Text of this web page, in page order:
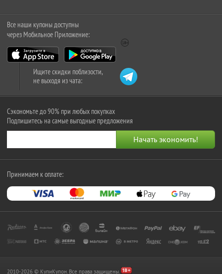
Все наши купоны доступны
через Мобильное Приложение:
Ищите скидки поблизости,
не выходя из чата:
Сэкономьте до 90% при любых покупках
Подпишитесь на самые выгодные предложения
Принимаем к оплате:
2010-2026 © КупиКупон. Все права защищены.